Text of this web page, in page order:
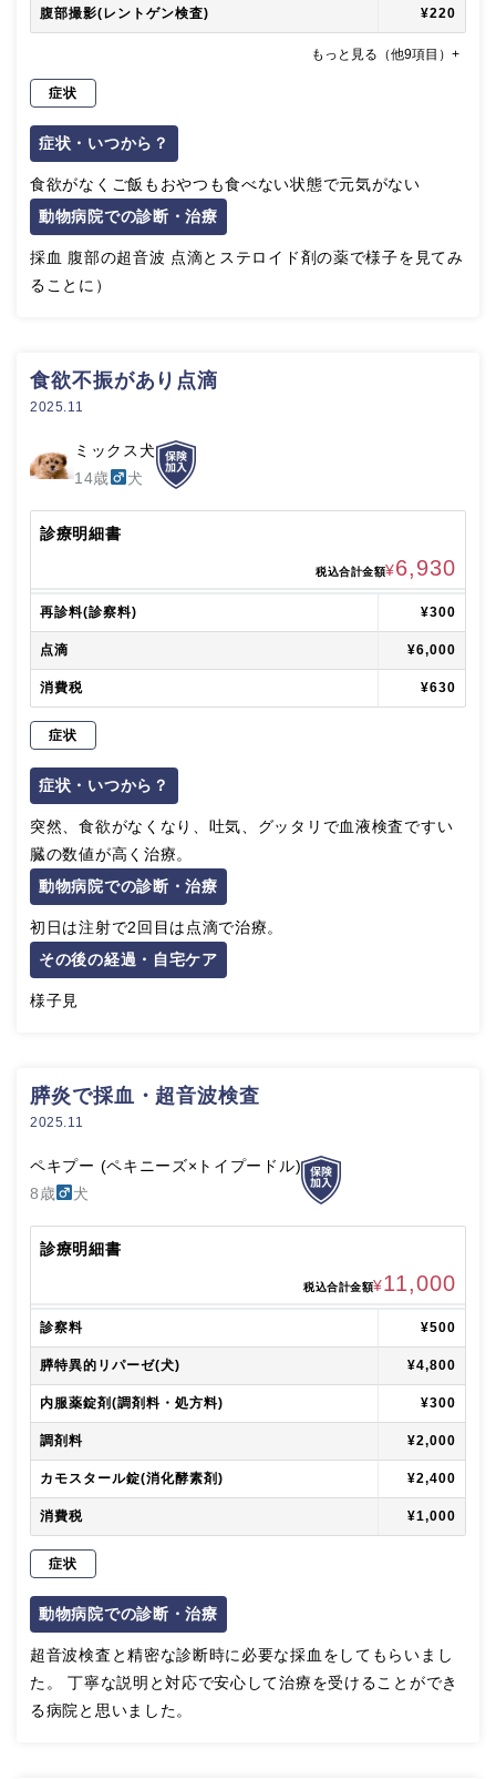
腹部撮影(レントゲン検査) ¥220
もっと見る（他9項目）+
症状
症状・いつから？
食欲がなくご飯もおやつも食べない状態で元気がない
動物病院での診断・治療
採血 腹部の超音波 点滴とステロイド剤の薬で様子を見てみ
ることに）
食欲不振があり点滴
2025.11
ミックス犬
14歳
犬
診療明細書
税込合計金額¥6,930
再診料(診察料) ¥300
点滴 ¥6,000
消費税 ¥630
症状
症状・いつから？
突然、食欲がなくなり、吐気、グッタリで血液検査ですい
臓の数値が高く治療。
動物病院での診断・治療
初日は注射で2回目は点滴で治療。
その後の経過・自宅ケア
様子見
膵炎で採血・超音波検査
2025.11
ペキプー (ペキニーズ×トイプードル)
8歳
犬
診療明細書
税込合計金額¥11,000
診察料 ¥500
膵特異的リパーゼ(犬) ¥4,800
内服薬錠剤(調剤料・処方料) ¥300
調剤料 ¥2,000
カモスタール錠(消化酵素剤) ¥2,400
消費税 ¥1,000
症状
動物病院での診断・治療
超音波検査と精密な診断時に必要な採血をしてもらいまし
た。 丁寧な説明と対応で安心して治療を受けることができ
る病院と思いました。